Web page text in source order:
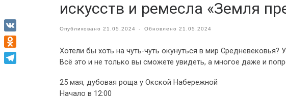
искусств и ремесла «Земля
Опубликовано 21.05.2024 - Обновлено 21.05.2024
Хотели бы хоть на чуть-чуть окунуться в мир
Всё это и не только вы сможете увидеть, а многое даже и
25 мая, дубовая роща у Окской Набережной
Начало в 12:00
VK
Odnoklassniki